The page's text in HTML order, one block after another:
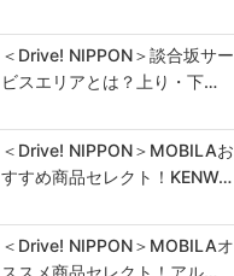
＜Drive! NIPPON＞談合坂サー
ビスエリアとは？上り・下…
＜Drive! NIPPON＞MOBILAお
すすめ商品セレクト！KENW…
＜Drive! NIPPON＞MOBILAオ
ススメ商品セレクト！アル…